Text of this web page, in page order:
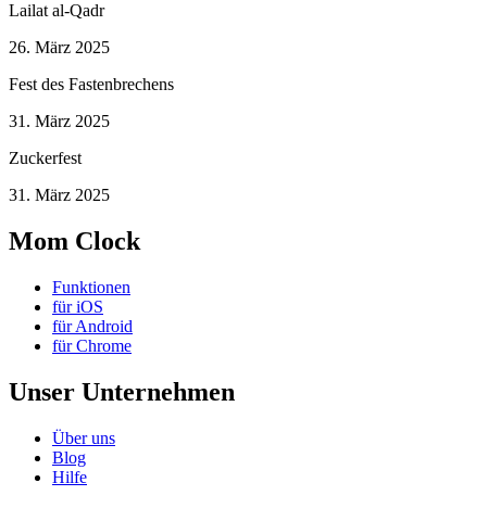
Lailat al-Qadr
26. März 2025
Fest des Fastenbrechens
31. März 2025
Zuckerfest
31. März 2025
Mom Clock
Funktionen
für iOS
für Android
für Chrome
Unser Unternehmen
Über uns
Blog
Hilfe